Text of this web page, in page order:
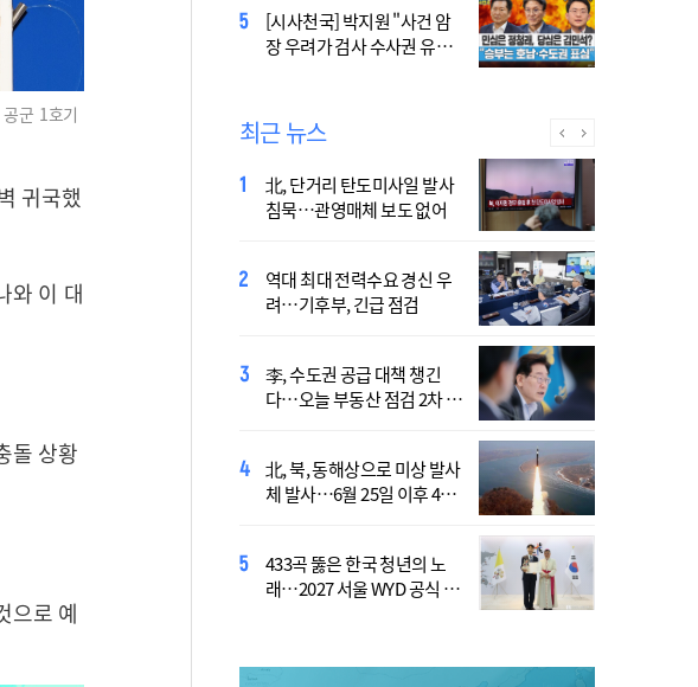
군 1호기
귀국했
와 이 대
돌 상황
으로 예
[시사천국] 박지원 "사건 암
장 우려가 검사 수사권 유지
제가 공개…희망의 선율 울
린다
최근 뉴스
北, 단거리 탄도미사일 발사
침묵…관영매체 보도 없어
역대 최대 전력수요 경신 우
려…기후부, 긴급 점검
李, 수도권 공급 대책 챙긴
다…오늘 부동산 점검 2차 회
北, 북, 동해상으로 미상 발사
체 발사…6월 25일 이후 42
433곡 뚫은 한국 청년의 노
래…2027 서울 WYD 공식 주
[속보] 북한, 동해상으로 미상
의 발사체 발사
국민의힘 "육사 통합, 쿠데타
서 이유 찾아" 우려
심야에도 자살예방 109 상
담…생명의전화, 9월 말까지
멸종위기 저어새 올해 3300
쌍 번식…남해안 첫 번식 확
장기요양 재가 노인 10명 중
7명 "아파도 살던 집에서 살